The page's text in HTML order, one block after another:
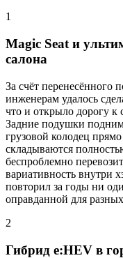
1
Magic Seat и
салона
За счёт перенесённого
инженерам удалось
что и открыло дорогу к
Задние подушки
грузовой колодец
складываются
беспроблемно
вариативность внутри
повторил за годы ни
оправданной для
2
Гибрид e:HEV в